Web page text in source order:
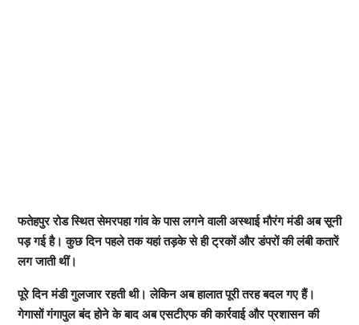
फतेहपुर रोड स्थित सेमरपहा गांव के पास लगने वाली अस्थाई मौरंग मंडी अब सूनी
पड़ गई है। कुछ दिन पहले तक यहां तड़के से ही ट्रकों और डंपरों की लंबी कतारें
लग जाती थीं।
पूरे दिन मंडी गुलजार रहती थी। लेकिन अब हालात पूरी तरह बदल गए हैं।
गेगासों गंगापुल बंद होने के बाद अब एसटीएफ की कार्रवाई और प्रशासन की